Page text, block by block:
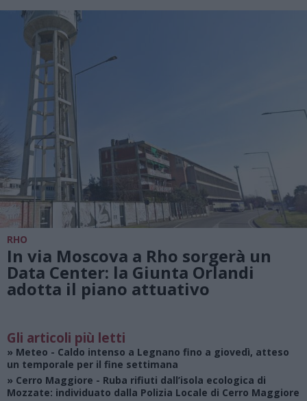
RHO
In via Moscova a Rho sorgerà un
Data Center: la Giunta Orlandi
adotta il piano attuativo
Gli articoli più letti
» Meteo - Caldo intenso a Legnano fino a giovedì, atteso
un temporale per il fine settimana
» Cerro Maggiore - Ruba rifiuti dall’isola ecologica di
Mozzate: individuato dalla Polizia Locale di Cerro Maggiore